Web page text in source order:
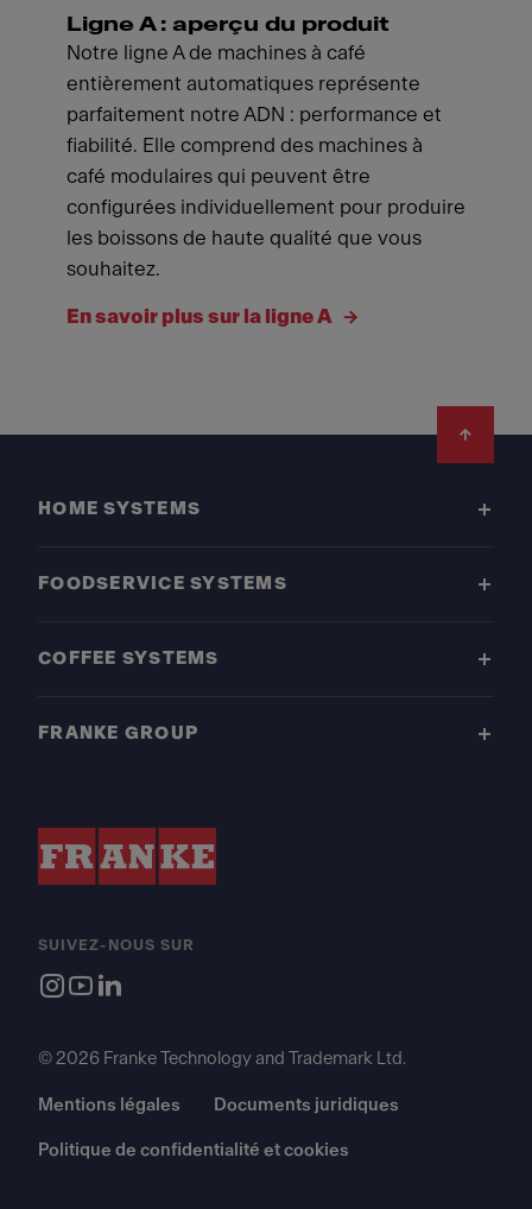
Ligne A : aperçu du produit
Notre ligne A de machines à café
entièrement automatiques représente
parfaitement notre ADN : performance et
fiabilité. Elle comprend des machines à
café modulaires qui peuvent être
configurées individuellement pour produire
les boissons de haute qualité que vous
souhaitez.
En savoir plus sur la ligne A
HOME SYSTEMS
FOODSERVICE SYSTEMS
COFFEE SYSTEMS
FRANKE GROUP
SUIVEZ-NOUS SUR
© 2026 Franke Technology and Trademark Ltd.
Mentions légales Documents juridiques
Politique de confidentialité et cookies